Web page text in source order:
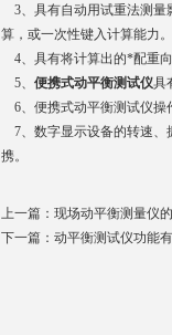
3、具有自动用试重法测量
算，或一次性键入计算能力。
4、具有将计算出的*配重
5、 便携式动平衡测试仪具
6、便携式动平衡测试仪操
7、数字显示设备的转速、
携。
上一篇： 现场动平衡测量仪
下一篇： 动平衡测试仪功能